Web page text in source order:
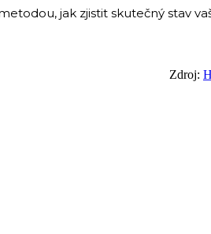
jak zjistit skutečný stav
Zdroj: